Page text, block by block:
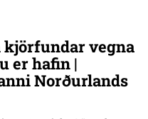
vegna
er hafin |
Norðurlands